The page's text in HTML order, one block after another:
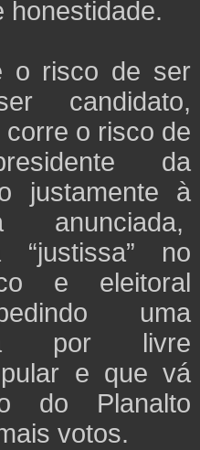
honestidade.
o risco de ser
candidato,
o risco de
da
justamente à
anunciada,
“justissa” no
e eleitoral
uma
por livre
e que vá
do Planalto
votos.